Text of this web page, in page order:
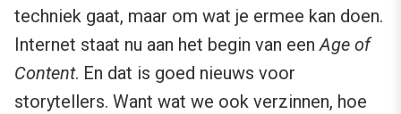
techniek gaat, maar om wat je ermee kan doen.
Internet staat nu aan het begin van eenAge of
Content. En dat is goed nieuws voor
storytellers. Want wat we ook verzinnen, hoe